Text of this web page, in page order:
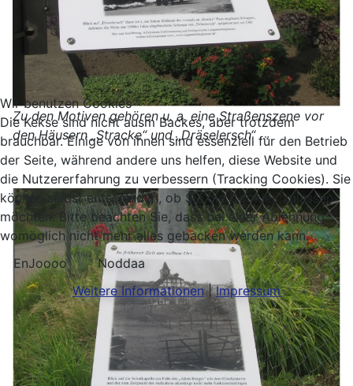
Zu den Motiven gehören u. a. eine Straßenszene vor
den Häusern „Stracke“ und „Dräselersch“ …
Wir benutzen Cookies
Die Kekse sind nicht ausm Backes, aber trotzdem
brauchbar. Einige von ihnen sind essenziell für den Betrieb
der Seite, während andere uns helfen, diese Website und
die Nutzererfahrung zu verbessern (Tracking Cookies). Sie
können selbst entscheiden, ob Sie die Cookies zulassen
möchten. Bitte beachten Sie, dass bei einer Ablehnung
womöglich nicht mehr alles gebacken werden kann.
EnJoooo
Noddaa
Weitere Informationen|Impressum